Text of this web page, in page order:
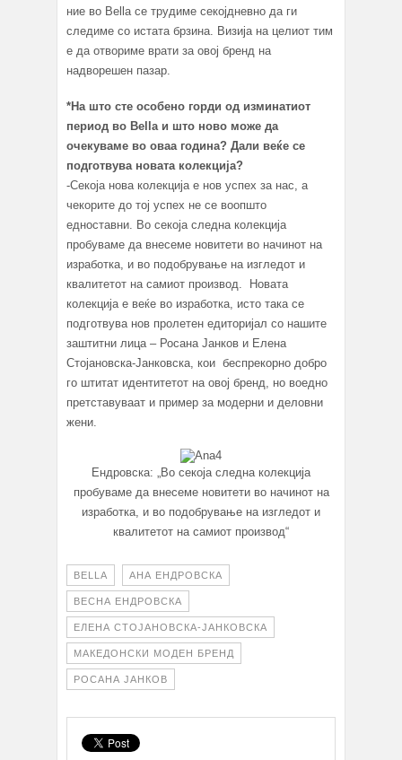
ние во Bella се трудиме секојдневно да ги
следиме со истата брзина. Визија на целиот тим
е да отвориме врати за овој бренд на
надворешен пазар.
*На што сте особено горди од изминатиот
период во Bella и што ново може да
очекуваме во оваа година? Дали веќе се
подготвува новата колекција?
-Секоја нова колекција е нов успех за нас, а
чекорите до тој успех не се воопшто
едноставни. Во секоја следна колекција
пробуваме да внесеме новитети во начинот на
изработка, и во подобрување на изгледот и
квалитетот на самиот производ. Новата
колекција е веќе во изработка, исто така се
подготвува нов пролетен едиторијал со нашите
заштитни лица – Росана Јанков и Елена
Стојановска-Јанковска, кои беспрекорно добро
го штитат идентитетот на овој бренд, но воедно
претставуваат и пример за модерни и деловни
жени.
Ендровска: „Во секоја следна колекција
пробуваме да внесеме новитети во начинот на
изработка, и во подобрување на изгледот и
квалитетот на самиот производ“
BELLA АНА ЕНДРОВСКА
ВЕСНА ЕНДРОВСКА
ЕЛЕНА СТОЈАНОВСКА-ЈАНКОВСКА
МАКЕДОНСКИ МОДЕН БРЕНД
РОСАНА ЈАНКОВ